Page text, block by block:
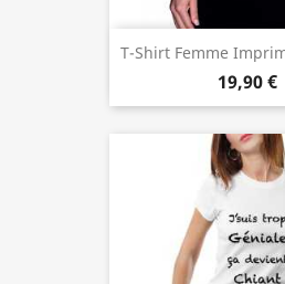
T-Shirt Femme
19,90 €